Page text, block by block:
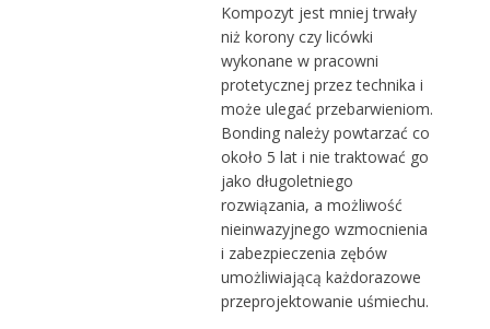
Kompozyt jest mniej trwały
niż korony czy licówki
wykonane w pracowni
protetycznej przez technika i
może ulegać przebarwieniom.
Bonding należy powtarzać co
około 5 lat i nie traktować go
jako długoletniego
rozwiązania, a możliwość
nieinwazyjnego wzmocnienia
i zabezpieczenia zębów
umożliwiającą każdorazowe
przeprojektowanie uśmiechu.